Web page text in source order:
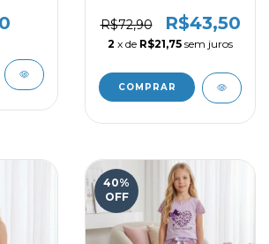
R$72,90
R$43,50
2 x de R$21,75 sem juros
COMPRAR
40%
OFF